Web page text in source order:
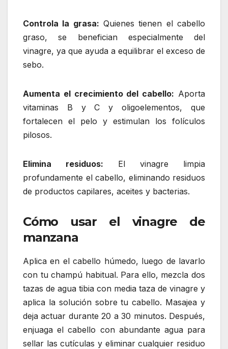
Controla la grasa: Quienes tienen el cabello
graso, se benefician especialmente del
vinagre, ya que ayuda a equilibrar el exceso de
sebo.
Aumenta el crecimiento del cabello: Aporta
vitaminas B y C y oligoelementos, que
fortalecen el pelo y estimulan los folículos
pilosos.
Elimina residuos: El vinagre limpia
profundamente el cabello, eliminando residuos
de productos capilares, aceites y bacterias.
Cómo usar el vinagre de
manzana
Aplica en el cabello húmedo, luego de lavarlo
con tu champú habitual. Para ello, mezcla dos
tazas de agua tibia con media taza de vinagre y
aplica la solución sobre tu cabello. Masajea y
deja actuar durante 20 a 30 minutos. Después,
enjuaga el cabello con abundante agua para
sellar las cutículas y eliminar cualquier residuo